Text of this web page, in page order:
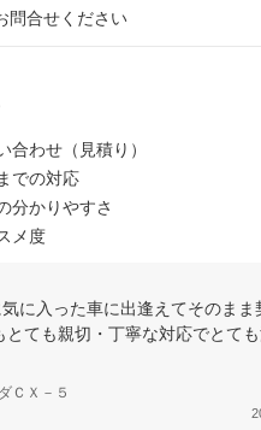
問合せください
点満点中）
合わせ（見積り）
での対応
分かりやすさ
メ度
に入った車に出逢えてそのまま
とても親切・丁寧な対応でとて
ＣＸ－５